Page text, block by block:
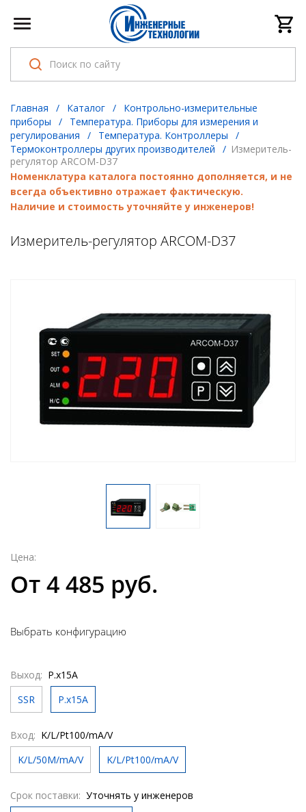
Главная / Каталог /
Контрольно-измерительные
приборы
/
Температура. Приборы для измерения и
регулирования
/ Температура. Контроллеры
/
Термоконтроллеры других производителей
/ Измеритель-
регулятор ARCOM-D37
Номенклатура каталога постоянно дополняется, и не
всегда объективно отражает фактическую.
Наличие и стоимость уточняйте у инженеров!
Измеритель-регулятор ARCOM-D37
Цена:
От 4 485 руб.
Выбрать конфигурацию
Выход: Р.х15А
SSR
Р.х15А
Вход: K/L/Pt100/mA/V
K/L/50М/mA/V
K/L/Pt100/mA/V
Срок поставки: Уточнять у инженеров